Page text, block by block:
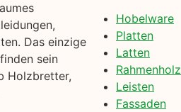
Das einzige
sein
Holzbretter,
Hobelware
Platten
Latten
Rahmenholz
Leisten
Fassaden